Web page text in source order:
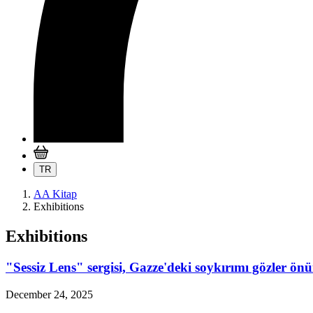
TR
AA Kitap
Exhibitions
Exhibitions
"Sessiz Lens" sergisi, Gazze'deki soykırımı gözler
December 24, 2025